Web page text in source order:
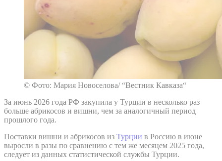
© Фото: Мария Новоселова/ “Вестник Кавказа“
За июнь 2026 года РФ закупила у Турции в несколько раз
больше абрикосов и вишни, чем за аналогичный период
прошлого года.
Поставки вишни и абрикосов из Турции в Россию в июне
выросли в разы по сравнению с тем же месяцем 2025 года,
следует из данных статистической службы Турции.